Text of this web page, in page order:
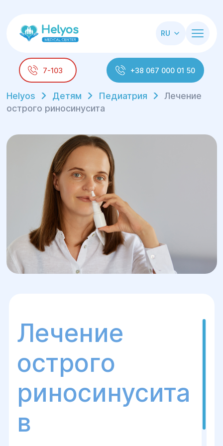
RU
7-103 +38 067 000 01 50
Helyos Детям Педиатрия
Лечение
острого риносинусита
Лечение
острого
риносинусита
в